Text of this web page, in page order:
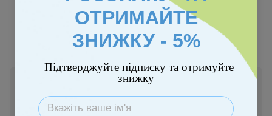
13 986 грн
ОТРИМАЙТЕ
ЗНИЖКУ - 5%
Підтверджуйте підписку та отримуйте
знижку